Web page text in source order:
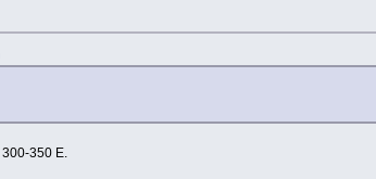
300-350 Ε.